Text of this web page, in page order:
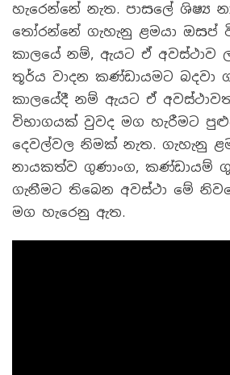
හැරෙන්නේ නැත. පාසලේ ශිෂ්‍ය
තෝරන්නේ ගැහැනු ළමයා ඔසප්
කාලයේ නම්, ඇයට ඒ අවස්ථාව
තූර්ය වාදන කණ්ඩායමට බදවා
කාලයේදී නම් ඇයට ඒ
විභාගයක් වුවද මග හැරීමට
දෙවල්වල නිමක් නැත. ගැහැනු
නායකත්ව ගුණාංග, කණ්ඩායම්
ගැනීමට තිබෙන අවස්ථා මේ
මග හැරෙනු ඇත.